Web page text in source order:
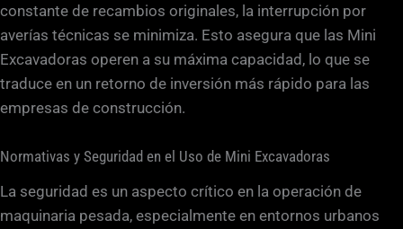
constante de recambios originales, la interrupción por
averías técnicas se minimiza. Esto asegura que las Mini
Excavadoras operen a su máxima capacidad, lo que se
traduce en un retorno de inversión más rápido para las
empresas de construcción.
Normativas y Seguridad en el Uso de Mini Excavadoras
La seguridad es un aspecto crítico en la operación de
maquinaria pesada, especialmente en entornos urbanos